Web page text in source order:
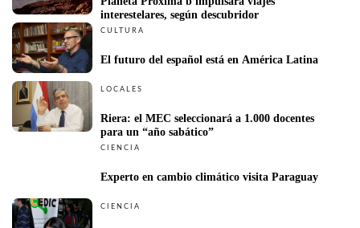
interestelares, según descubridor
CULTURA
El futuro del español está en América Latina
LOCALES
Riera: el MEC seleccionará a 1.000 docentes
para un “año sabático”
CIENCIA
Experto en cambio climático visita Paraguay
CIENCIA